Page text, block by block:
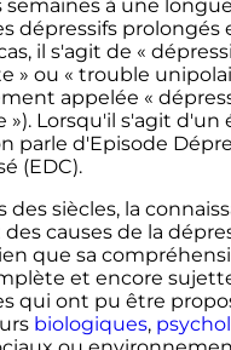
à une
dépressifs prolongés
il s'agit de «
» ou « trouble
appelée «
»). Lorsqu'il s'agit d'un
parle d'Episode
(EDC).
des siècles, la
causes de la
que sa
et encore
qui ont pu être
biologiques,